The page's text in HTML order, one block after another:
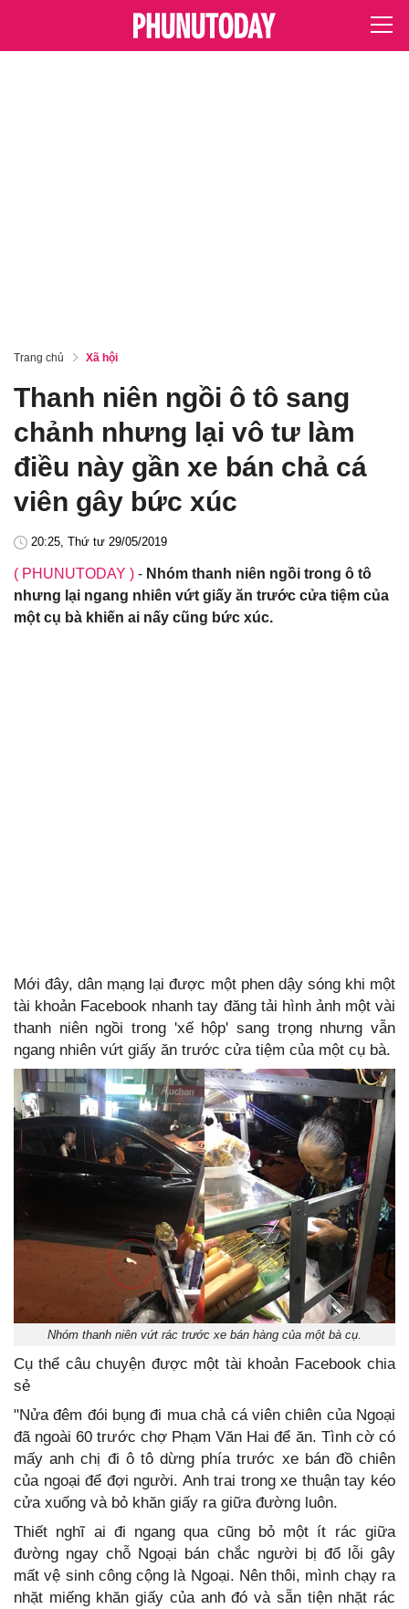
Trang chủ Xã hội
Thanh niên ngồi ô tô sang
chảnh nhưng lại vô tư làm
điều này gần xe bán chả cá
viên gây bức xúc
20:25, Thứ tư 29/05/2019
( PHUNUTODAY ) - Nhóm thanh niên ngồi trong ô tô
nhưng lại ngang nhiên vứt giấy ăn trước cửa tiệm của
một cụ bà khiến ai nấy cũng bức xúc.
Mới đây, dân mạng lại được một phen dậy sóng khi một
tài khoản Facebook nhanh tay đăng tải hình ảnh một vài
thanh niên ngồi trong 'xế hộp' sang trọng nhưng vẫn
ngang nhiên vứt giấy ăn trước cửa tiệm của một cụ bà.
Nhóm thanh niên vứt rác trước xe bán hàng của một bà cụ.
Cụ thể câu chuyện được một tài khoản Facebook chia
sẻ
"Nửa đêm đói bụng đi mua chả cá viên chiên của Ngoại
đã ngoài 60 trước chợ Phạm Văn Hai để ăn. Tình cờ có
mấy anh chị đi ô tô dừng phía trước xe bán đồ chiên
của ngoại để đợi người. Anh trai trong xe thuận tay kéo
cửa xuống và bỏ khăn giấy ra giữa đường luôn.
Thiết nghĩ ai đi ngang qua cũng bỏ một ít rác giữa
đường ngay chỗ Ngoại bán chắc người bị đổ lỗi gây
mất vệ sinh công cộng là Ngoại. Nên thôi, mình chạy ra
nhặt miếng khăn giấy của anh đó và sẵn tiện nhặt rác